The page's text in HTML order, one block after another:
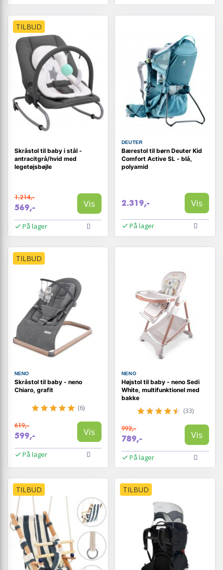
TILBUD
Skråstol til baby i stål -
antracitgrå/hvid med
legetøjsbøjle
1.214,-
569,- Vis
På lager
DEUTER
Bærestol til børn Deuter Kid
Comfort Active SL - blå,
polyamid
2.319,- Vis
På lager
TILBUD
NENO
Skråstol til baby - neno
Chiaro, grafit
(6)
619,-
599,- Vis
På lager
NENO
Højstol til baby - neno Sedi
White, multifunktionel med
bakke
(33)
992,-
789,- Vis
På lager
TILBUD TILBUD